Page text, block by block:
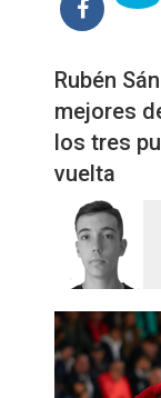
Rubén
mejores
los tres
vuelta